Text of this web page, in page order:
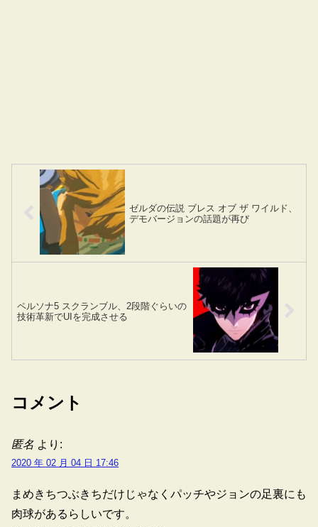
ゼルダの伝説 ブレス オブ ザ ワイルド、
デモバージョンの話題が再び
ペルソナ5 スクランブル、2段階ぐらいの
技術革新でUIを完成させる
コメント
匿名 より:
2020 年 02 月 04 日 17:46
まめきちつぶきちだけじゃなくパッチやジョンの足裏にも
肉球があるらしいです。